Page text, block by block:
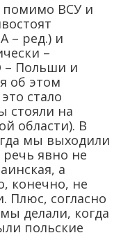
ВСУ и
– ред.) и
–
– Польши и
об этом
стало
стояли на
области). В
мы выходили
явно не
а
конечно, не
Плюс, согласно
делали, когда
польские